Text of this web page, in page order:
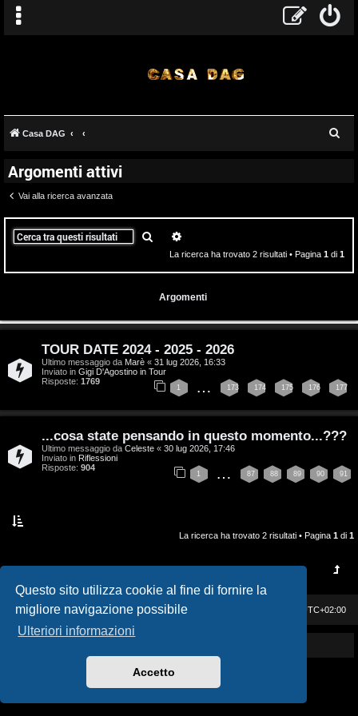
Questo sito utilizza cookie al fine di fornire la
migliore navigazione possibile
Ulteriori informazioni
Accetto
r
o
n
i
n
r
i
s
p
o
t
Casa DAG
Argomenti attivi
Vai alla ricerca avanzata
Cerca
La ricerca ha trovato 2 risultati • Pagina 1 di 1
Argomenti
TOUR DATE 2024 - 2025 - 2026
Ultimo messaggio da Marè « 31 lug 2026, 16:33
Inviato in Gigi D'Agostino in Tour
Risposte: 1769
1 … 173 174 175 176 177
...cosa state pensando in questo momento...???
Ultimo messaggio da Celeste « 30 lug 2026, 17:46
Inviato in Riflessioni
Risposte: 904
1 … 87 88 89 90 91
La ricerca ha trovato 2 risultati • Pagina 1 di 1
T
p
c
t
v
G
i
i
'
A
g
t
Casa DAG UTC+02:00
Cancella cookie